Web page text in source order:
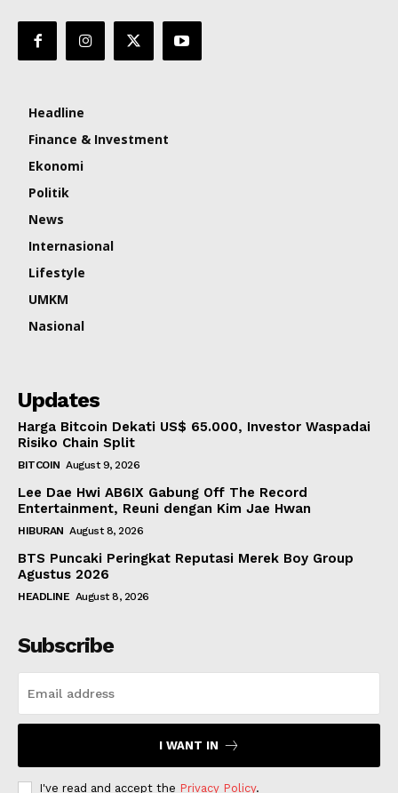
Headline
Finance & Investment
Ekonomi
Politik
News
Internasional
Lifestyle
UMKM
Nasional
Updates
Harga Bitcoin Dekati US$ 65.000, Investor Waspadai
Risiko Chain Split
BITCOIN August 9, 2026
Lee Dae Hwi AB6IX Gabung Off The Record
Entertainment, Reuni dengan Kim Jae Hwan
HIBURAN August 8, 2026
BTS Puncaki Peringkat Reputasi Merek Boy Group
Agustus 2026
HEADLINE August 8, 2026
Subscribe
I WANT IN
I've read and accept the Privacy Policy.